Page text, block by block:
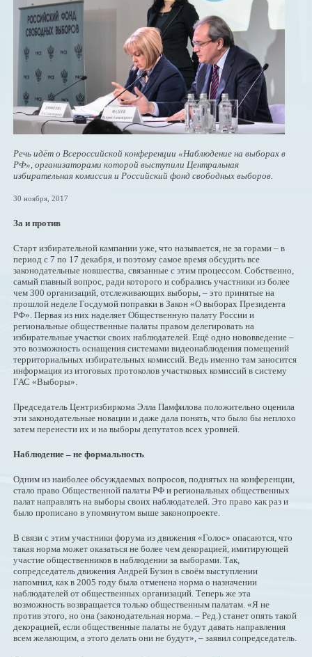
Речь идёт о Всероссийской конференции «Наблюдение на выборах в
РФ», организаторами которой выступили Центральная
избирательная комиссия и Российский фонд свободных выборов.
30 ноября, 2017
За и против
Старт избирательной кампании уже, что называется, не за горами – в
период с 7 по 17 декабря, и поэтому самое время обсудить все
законодательные новшества, связанные с этим процессом. Собственно,
самый главный вопрос, ради которого и собрались участники из более
чем 300 организаций, отслеживающих выборы, – это принятые на
прошлой неделе Госдумой поправки в Закон «О выборах Президента
РФ». Первая из них наделяет Общественную палату России и
региональные общественные палаты правом делегировать на
избирательные участки своих наблюдателей. Ещё одно нововведение –
это возможность оснащения системами видеонаблюдения помещений
территориальных избирательных комиссий. Ведь именно там заносится
информация из итоговых протоколов участковых комиссий в систему
ГАС «Выборы».
Председатель Центризбиркома Элла Памфилова положительно оценила
эти законодательные новации и даже дала понять, что было бы неплохо
затем перенести их и на выборы депутатов всех уровней.
Наблюдение – не формальность
Одним из наиболее обсуждаемых вопросов, поднятых на конференции,
стало право Общественной палаты РФ и региональных общественных
палат направлять на выборы своих наблюдателей. Это право как раз и
было прописано в упомянутом выше законопроекте.
В связи с этим участники форума из движения «Голос» опасаются, что
такая норма может оказаться не более чем декорацией, имитирующей
участие общественников в наблюдении за выборами. Так,
сопредседатель движения Андрей Бузин в своём выступлении
напомнил, как в 2005 году была отменена норма о назначении
наблюдателей от общественных организаций. Теперь же эта
возможность возвращается только общественным палатам. «Я не
против этого, но она (законодательная норма. – Ред.) станет опять такой
декорацией, если общественные палаты не будут давать направления
всем желающим, а этого делать они не будут», – заявил сопредседатель.